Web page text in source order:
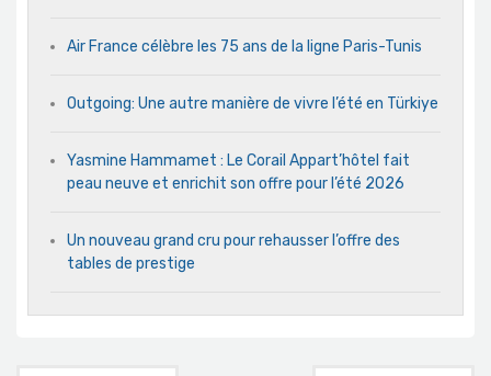
Air France célèbre les 75 ans de la ligne Paris-Tunis
Outgoing: Une autre manière de vivre l’été en Türkiye
Yasmine Hammamet : Le Corail Appart’hôtel fait
peau neuve et enrichit son offre pour l’été 2026
Un nouveau grand cru pour rehausser l’offre des
tables de prestige